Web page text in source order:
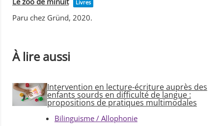
Livres
Paru chez Gründ, 2020.
À lire aussi
Intervention en lecture-écriture auprès des
enfants sourds en difficulté de langue :
propositions de pratiques multimodales
Bilinguisme / Allophonie